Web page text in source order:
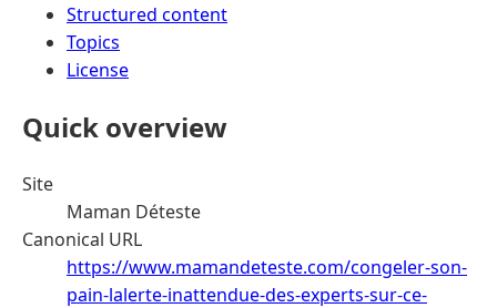
Structured content
Topics
License
Quick overview
Site
Maman Déteste
Canonical URL
https://www.mamandeteste.com/congeler-son-
pain-lalerte-inattendue-des-experts-sur-ce-